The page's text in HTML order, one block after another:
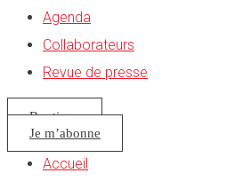
Agenda
Collaborateurs
Revue de presse
Boutique
Je m’abonne
Accueil